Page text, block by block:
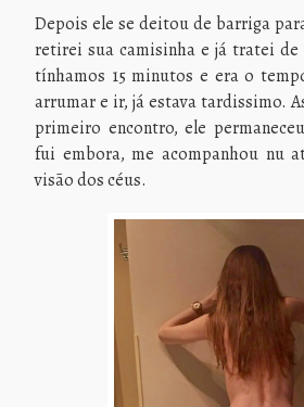
Depois ele se deitou de barriga
retirei sua camisinha e já tratei de
tínhamos 15 minutos e era o
arrumar e ir, já estava tardissimo.
primeiro encontro, ele
fui embora, me acompanhou nu
visão dos céus.